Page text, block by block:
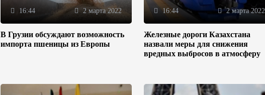
16:44 2 марта 2022
В Грузии обсуждают возможность
импорта пшеницы из Европы
16:44 2 марта 2022
Железные дороги Казахстана
назвали меры для снижения
вредных выбросов в атмосферу